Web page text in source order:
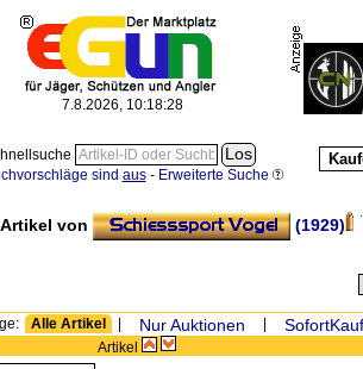
7.8.2026, 10:18:29
sind aus- Erweiterte Suche
von (1929)
Alle Artikel Nur Auktionen
Artikel